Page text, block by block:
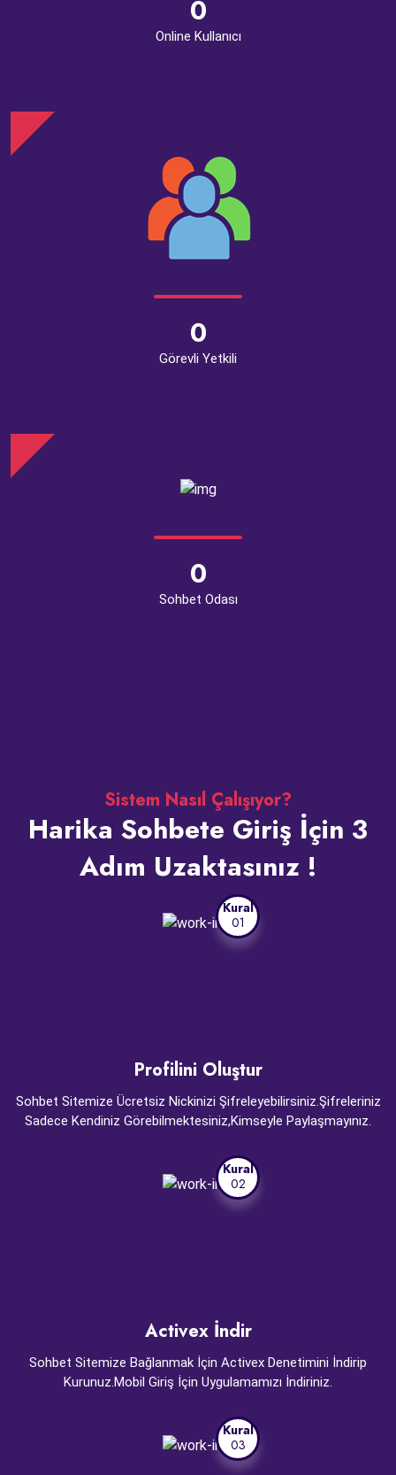
0
Online Kullanıcı
0
Görevli Yetkili
0
Sohbet Odası
Sistem Nasıl Çalışıyor?
Harika Sohbete Giriş İçin 3
Adım Uzaktasınız !
Kural
01
Profilini Oluştur
Sohbet Sitemize Ücretsiz Nickinizi Şifreleyebilirsiniz.Şifreleriniz
Sadece Kendiniz Görebilmektesiniz,Kimseyle Paylaşmayınız.
Kural
02
Activex İndir
Sohbet Sitemize Bağlanmak İçin Activex Denetimini İndirip
Kurunuz.Mobil Giriş İçin Uygulamamızı İndiriniz.
Kural
03